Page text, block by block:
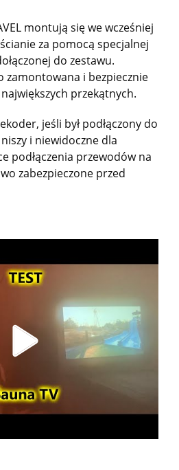
montują się we wcześniej
za pomocą specjalnej
do zestawu.
zamontowana i bezpiecznie
przekątnych.
jeśli był podłączony do
i niewidoczne dla
podłączenia przewodów na
zabezpieczone przed